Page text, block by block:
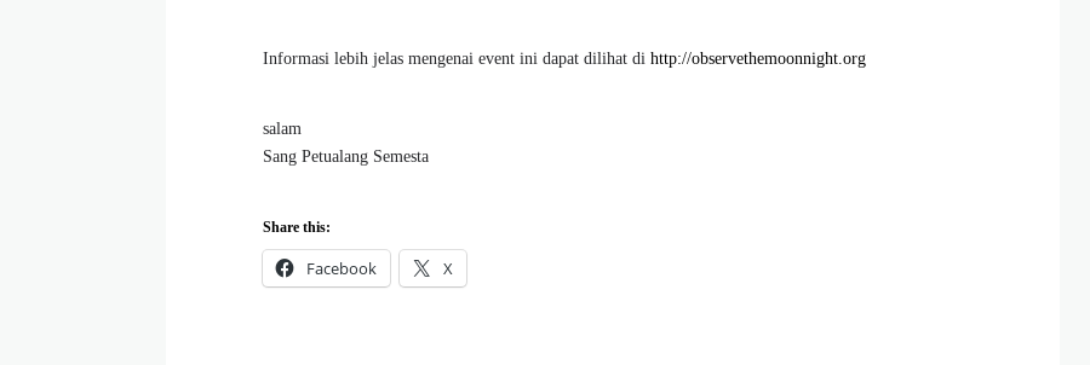
Informasi lebih jelas mengenai event ini dapat dilihat di http://observethemoonnight.org
salam
Sang Petualang Semesta
Share this:
Facebook X